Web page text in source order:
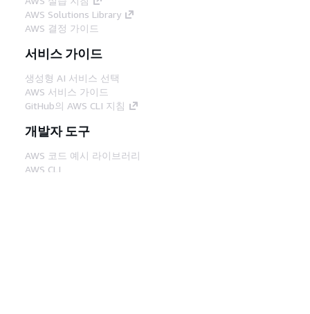
AWS Solutions Library
AWS 결정 가이드
서비스 가이드
생성형 AI 서비스 선택
AWS 서비스 가이드
GitHub의 AWS CLI 지침
개발자 도구
AWS 코드 예시 라이브러리
AWS CLI